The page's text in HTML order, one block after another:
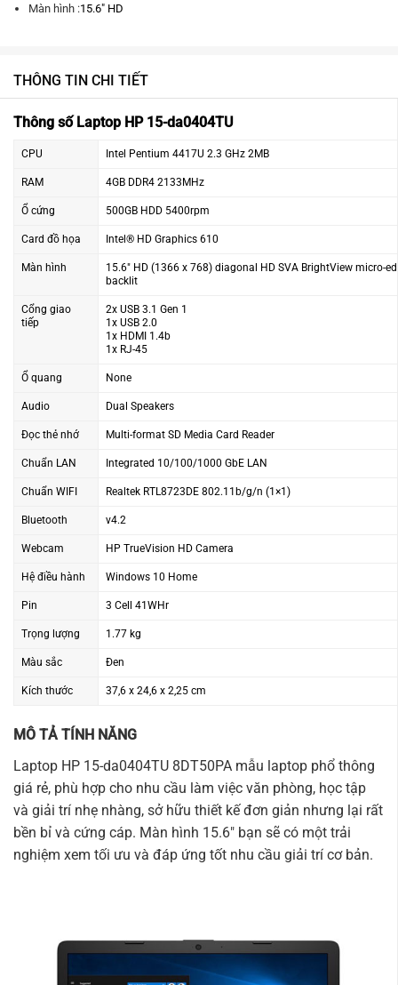
Màn hình :15.6″ HD
THÔNG TIN CHI TIẾT
Thông số Laptop HP 15-da0404TU
CPU Intel Pentium 4417U 2.3 GHz 2MB
RAM 4GB DDR4 2133MHz
Ổ cứng 500GB HDD 5400rpm
Card đồ họa Intel® HD Graphics 610
Màn hình
15.6″ HD (1366 x 768) diagonal HD SVA BrightView micro-
backlit
Cổng giao
tiếp
2x USB 3.1 Gen 1
1x USB 2.0
1x HDMI 1.4b
1x RJ-45
Ổ quang None
Audio Dual Speakers
Đọc thẻ nhớ Multi-format SD Media Card Reader
Chuẩn LAN Integrated 10/100/1000 GbE LAN
Chuẩn WIFI Realtek RTL8723DE 802.11b/g/n (1×1)
Bluetooth v4.2
Webcam HP TrueVision HD Camera
Hệ điều hành Windows 10 Home
Pin 3 Cell 41WHr
Trọng lượng 1.77 kg
Màu sắc Đen
Kích thước 37,6 x 24,6 x 2,25 cm
MÔ TẢ TÍNH NĂNG
Laptop HP 15-da0404TU 8DT50PA mẫu laptop phổ thông
giá rẻ, phù hợp cho nhu cầu làm việc văn phòng, học tập
và giải trí nhẹ nhàng, sở hữu thiết kế đơn giản nhưng lại rất
bền bỉ và cứng cáp. Màn hình 15.6″ bạn sẽ có một trải
nghiệm xem tối ưu và đáp ứng tốt nhu cầu giải trí cơ bản.